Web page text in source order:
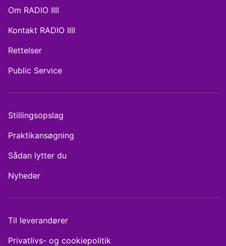
Om RADIO IIII
Kontakt RADIO IIII
Rettelser
Public Service
Stillingsopslag
Praktikansøgning
Sådan lytter du
Nyheder
Til leverandører
Privatlivs- og cookiepolitik